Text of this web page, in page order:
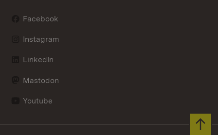
Facebook
Instagram
LinkedIn
Mastodon
Youtube